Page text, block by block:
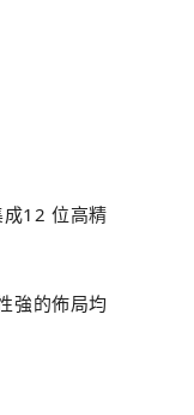
12 位高精
強的佈局均